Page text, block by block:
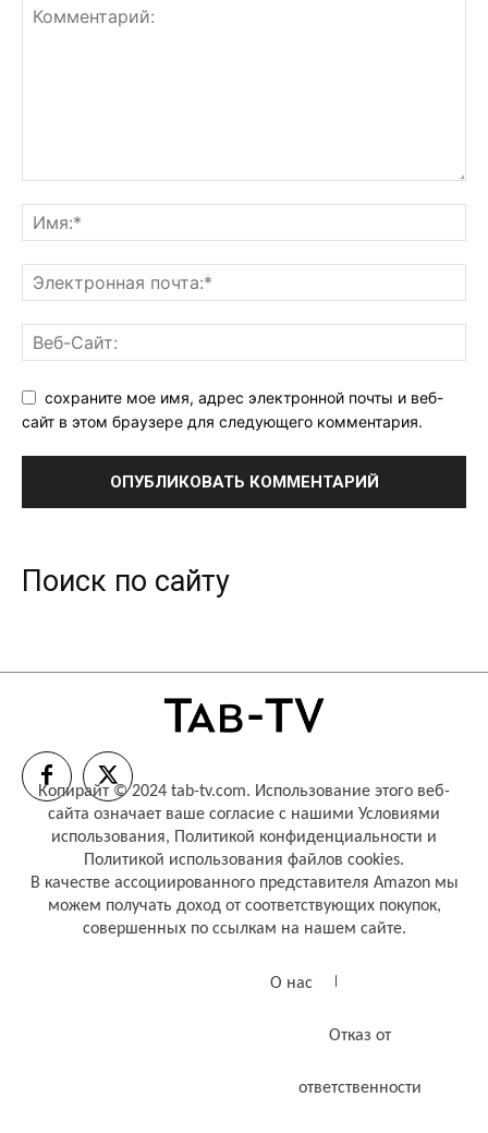
сохраните мое имя, адрес электронной почты и веб-
сайт в этом браузере для следующего комментария.
Поиск по сайту
Копирайт © 2024 tab-tv.com. Использование этого веб-
сайта означает ваше согласие с нашими Условиями
использования, Политикой конфиденциальности и
Политикой использования файлов cookies.
В качестве ассоциированного представителя Amazon мы
можем получать доход от соответствующих покупок,
совершенных по ссылкам на нашем сайте.
О нас
Отказ от
ответственности